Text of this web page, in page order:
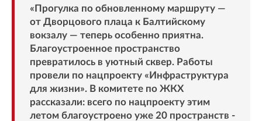
«Прогулка по обновленному маршруту —
от Дворцового плаца к Балтийскому
вокзалу — теперь особенно приятна.
Благоустроенное пространство
превратилось в уютный сквер. Работы
провели по нацпроекту «Инфраструктура
для жизни». В комитете по ЖКХ
рассказали: всего по нацпроекту этим
летом благоустроено уже 20 пространств -